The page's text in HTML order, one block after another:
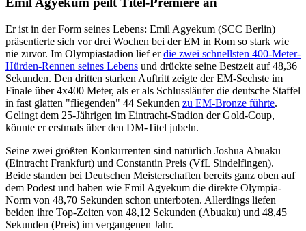
Er ist in der Form seines Lebens: Emil Agyekum (SCC Berlin)
präsentierte sich vor drei Wochen bei der EM in Rom so stark wie
nie zuvor. Im Olympiastadion lief erdie zwei schnellsten 400-Meter-
Hürden-Rennen seines Lebens und drückte seine Bestzeit auf 48,36
Sekunden. Den dritten starken Auftritt zeigte der EM-Sechste im
Finale über 4x400 Meter, als er als Schlussläufer die deutsche Staffel
in fast glatten "fliegenden" 44 Sekunden zu EM-Bronze führte.
Gelingt dem 25-Jährigen im Eintracht-Stadion der Gold-Coup,
könnte er erstmals über den DM-Titel jubeln.
Seine zwei größten Konkurrenten sind natürlich Joshua Abuaku
(Eintracht Frankfurt) und Constantin Preis (VfL Sindelfingen).
Beide standen bei Deutschen Meisterschaften bereits ganz oben auf
dem Podest und haben wie Emil Agyekum die direkte Olympia-
Norm von 48,70 Sekunden schon unterboten. Allerdings liefen
beiden ihre Top-Zeiten von 48,12 Sekunden (Abuaku) und 48,45
Sekunden (Preis) im vergangenen Jahr.